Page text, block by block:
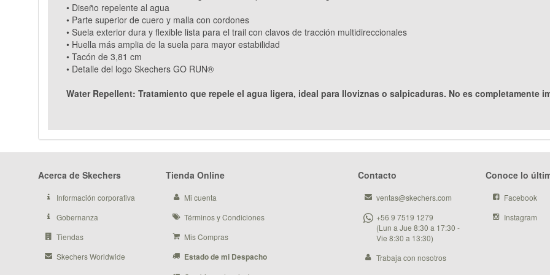
• Diseño repelente al agua
• Parte superior de cuero y malla con cordones
• Suela exterior dura y flexible lista para el trail con clavos de tracción multidireccionales
• Huella más amplia de la suela para mayor estabilidad
• Tacón de 3,81 cm
• Detalle del logo Skechers GO RUN®
Water Repellent: Tratamiento que repele el agua ligera, ideal para lloviznas o salpicaduras. No es completamente
Acerca de Skechers
Información corporativa
Gobernanza
Tiendas
Skechers Worldwide
Tienda Online
Mi cuenta
Términos y Condiciones
Mis Compras
Estado de mi Despacho
Contacto
ventas@skechers.com
+56 9 7519 1279
(Lun a Jue 8:30 a 17:30 -
Vie 8:30 a 13:30)
Trabaja con nosotros
Conoce lo
Facebook
Instagram